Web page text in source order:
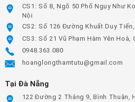
CS1: Số 8, Ngõ 50 Phố Ngụy Như
Nội
CS2: Số 126 Đường Khuất Duy
CS3: Số 21 Vũ Phạm Hàm Yên Hoà,
0948.363.080
hoanglongthamtutu@gmail.com
Tại Đà Nẵng
122 Đường 2 Tháng 9, Bình Thuận,